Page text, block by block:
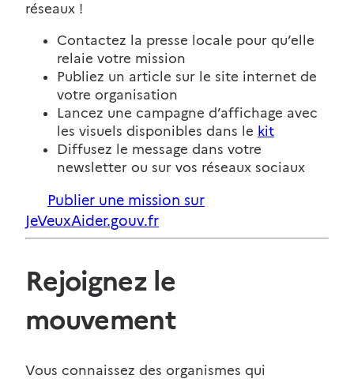
réseaux !
Contactez la presse locale pour qu’elle
relaie votre mission
Publiez un article sur le site internet de
votre organisation
Lancez une campagne d’affichage avec
les visuels disponibles dans le kit
Diffusez le message dans votre
newsletter ou sur vos réseaux sociaux
Publier une mission sur
JeVeuxAider.gouv.fr
Rejoignez le
mouvement
Vous connaissez des organismes qui